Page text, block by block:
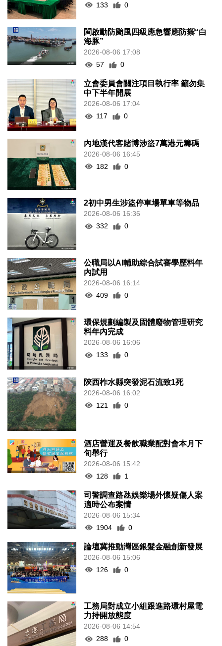
133
0
閩啟動防颱風四級應急響應防禦“白
海豚”
2026-08-06 17:08
57
0
立會委員會關注項目執行率 籲勿集
中下半年開展
2026-08-06 17:04
117
0
內地漢代客賭博涉盜7萬港元籌碼
2026-08-06 16:45
182
0
2初中男生涉盜停車場單車等物品
2026-08-06 16:36
332
0
公職局以AI輔助綜合試審學歷料年
內試用
2026-08-06 16:14
409
0
環保規劃編製及固體廢物管理研究
料年內完成
2026-08-06 16:06
133
0
陝西柞水縣突發泥石流致1死
2026-08-06 16:02
121
0
酒店營運及餐飲職業配對會本月下
旬舉行
2026-08-06 15:42
128
1
司警調查路氹娛樂場外懷疑傷人案
適時公布案情
2026-08-06 15:34
1904
0
論壇冀推動灣區銀髮金融創新發展
2026-08-06 15:06
126
0
工務局對成立小組跟進路環村屋電
力持開放態度
2026-08-06 14:54
288
0